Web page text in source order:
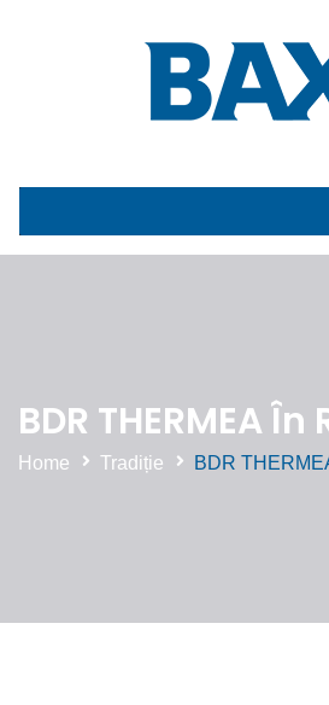
BDR THERMEA În
Home Tradiție BDR